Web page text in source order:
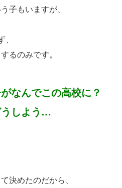
子もいますが、
るのみです。
なんでこの高校に？
しよう…
決めたのだから、